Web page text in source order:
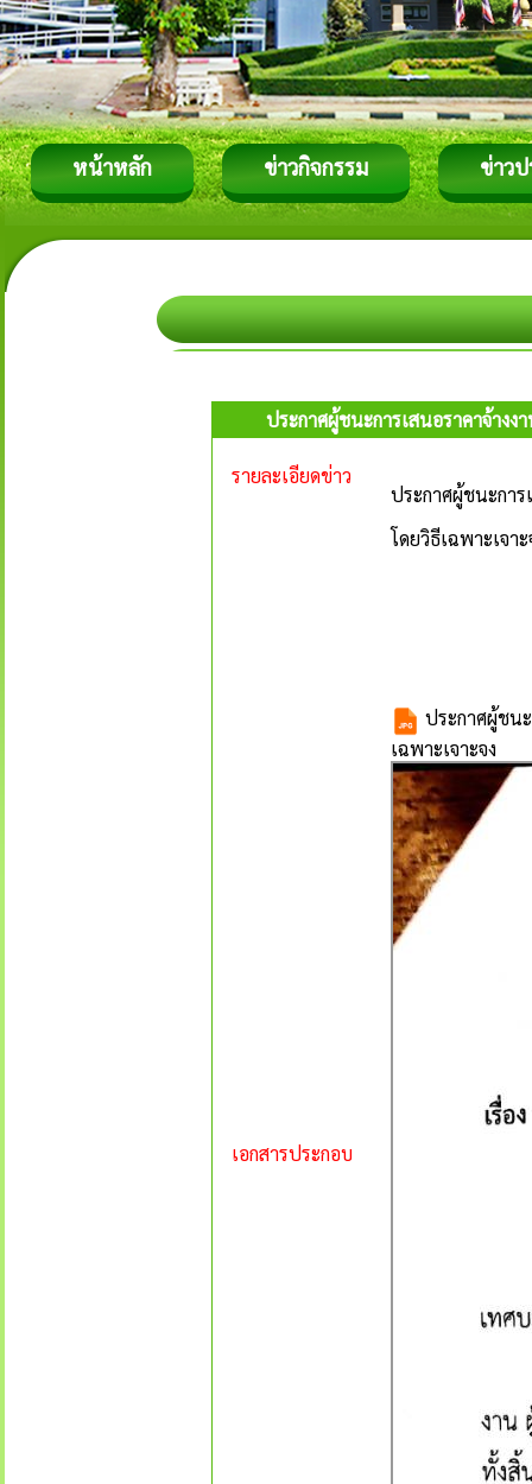
หน้าหลัก ข่าวกิจกรรม ข่าว
ประกาศผู้ชนะการเสนอราคาจ้างง
รายละเอียดข่าว
ประกาศผู้ชนะการ
โดยวิธีเฉพาะเจาะ
เอกสารประกอบ
ประกาศผู้ชน
เฉพาะเจาะจง